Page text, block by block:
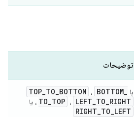
توضیحات
یا TOP_TO_BOTTOM ، BOTTOM_
TO_TOP ، LEFT_TO_RIGHT ، یا
RIGHT_TO_LEFT